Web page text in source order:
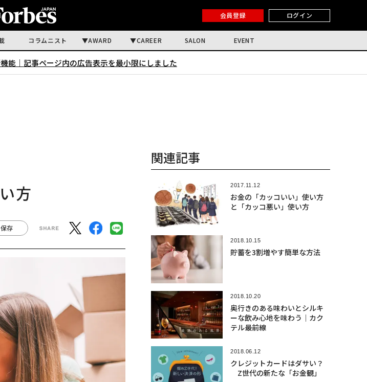
会員登録 ログイン
コラムニスト AWARD CAREER SALON EVENT
能｜ 記事ページ内の広告表示を最小限にしました
方
存
関連記事
2017.11.12
お金の「カッコいい」使い方
と「カッコ悪い」使い方
2018.10.15
貯蓄を3割増やす簡単な方法
2018.10.20
奥行きのある味わいとシルキ
ーな飲み心地を味わう｜カク
テル最前線
2018.06.12
クレジットカードはダサい？
Z世代の新たな「お金観」